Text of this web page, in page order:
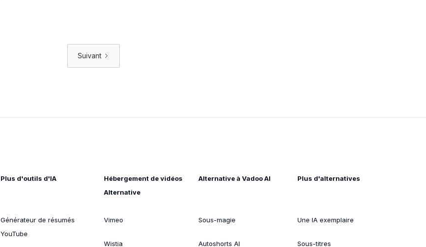
Suivant
Plus d'outils d'IA
Générateur de résumés
YouTube
Hébergement de vidéos
Alternative
Vimeo
Wistia
Alternative à Vadoo AI
Sous-magie
Autoshorts AI
Plus d'alternatives
Une IA exemplaire
Sous-titres